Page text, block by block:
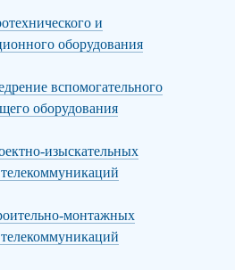
и
оборудования
вспомогательного
оборудования
изыскательных
монтажных